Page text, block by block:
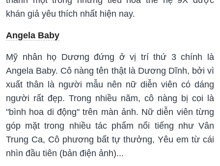
khán giả yêu thích nhất hiện nay.
Angela Baby
Mỹ nhân họ Dương đứng ở vị trí thứ 3 chính là
Angela Baby. Cô nàng tên thật là Dương Dĩnh, bởi vì
xuất thân là người mẫu nên nữ diễn viên có dáng
người rất đẹp. Trong nhiều năm, cô nàng bị coi là
"bình hoa di động" trên màn ảnh. Nữ diễn viên từng
góp mặt trong nhiều tác phẩm nổi tiếng như Vân
Trung Ca, Cô phương bất tự thưởng, Yêu em từ cái
nhìn đầu tiên (bản điện ảnh)...